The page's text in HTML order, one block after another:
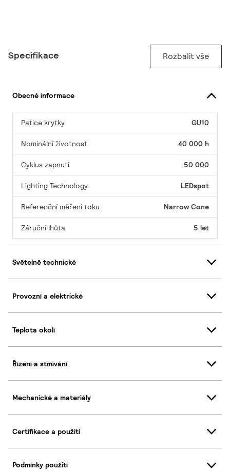
Specifikace Rozbalit vše
Obecné informace
Patice krytky GU10
Nominální životnost 40 000 h
Cyklus zapnutí 50 000
Lighting Technology LEDspot
Referenční měření toku Narrow Cone
Záruční lhůta 5 let
Světelně technické
Provozní a elektrické
Teplota okolí
Řízení a stmívání
Mechanické a materiály
Certifikace a použití
Podmínky použití